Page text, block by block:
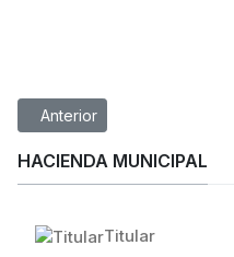
Artículo anterior:
Anterior
HACIENDA MUNICIPAL
Titular